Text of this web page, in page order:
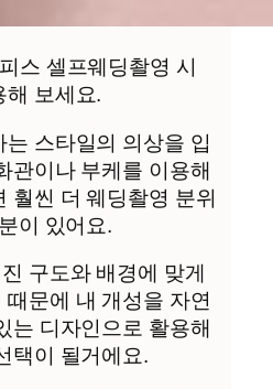
스 셀프웨딩촬영 시
해 보세요.
스타일의 의상을 입
관이나 부케를 이용해
훨씬 더 웨딩촬영 분위
이 있어요.
구도와 배경에 맞게
문에 내 개성을 자연
는 디자인으로 활용해
택이 될거에요.